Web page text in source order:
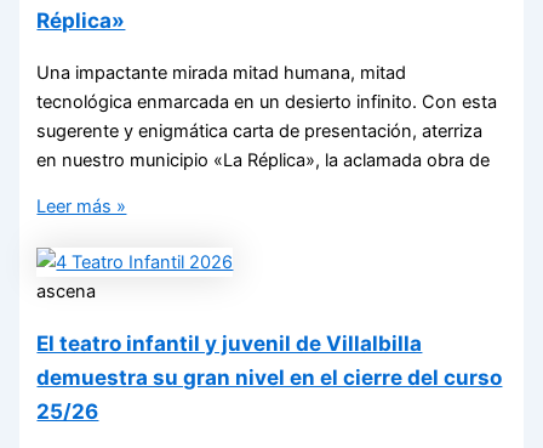
Réplica»
Una impactante mirada mitad humana, mitad
tecnológica enmarcada en un desierto infinito. Con esta
sugerente y enigmática carta de presentación, aterriza
en nuestro municipio «La Réplica», la aclamada obra de
Leer más »
ascena
El teatro infantil y juvenil de Villalbilla
demuestra su gran nivel en el cierre del curso
25/26